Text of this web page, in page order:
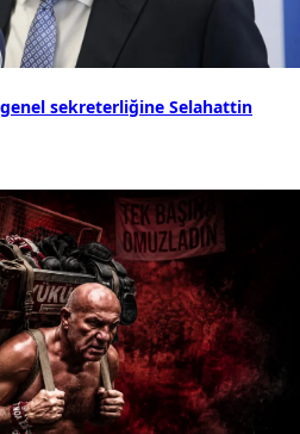
sekreterliğine Selahattin